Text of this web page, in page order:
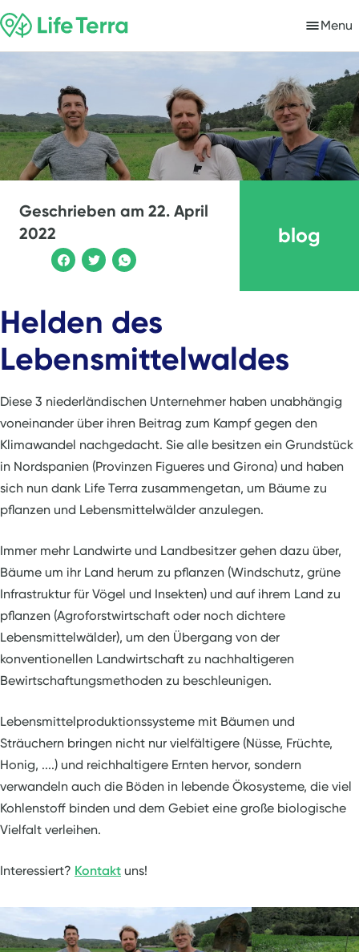
Menu
Geschrieben am 22. April
2022
blog
Helden des
Lebensmittelwaldes
Diese 3 niederländischen Unternehmer haben unabhängig
voneinander über ihren Beitrag zum Kampf gegen den
Klimawandel nachgedacht. Sie alle besitzen ein Grundstück
in Nordspanien (Provinzen Figueres und Girona) und haben
sich nun dank Life Terra zusammengetan, um Bäume zu
pflanzen und Lebensmittelwälder anzulegen.
Immer mehr Landwirte und Landbesitzer gehen dazu über,
Bäume um ihr Land herum zu pflanzen (Windschutz, grüne
Infrastruktur für Vögel und Insekten) und auf ihrem Land zu
pflanzen (Agroforstwirtschaft oder noch dichtere
Lebensmittelwälder), um den Übergang von der
konventionellen Landwirtschaft zu nachhaltigeren
Bewirtschaftungsmethoden zu beschleunigen.
Lebensmittelproduktionssysteme mit Bäumen und
Sträuchern bringen nicht nur vielfältigere (Nüsse, Früchte,
Honig, ....) und reichhaltigere Ernten hervor, sondern
verwandeln auch die Böden in lebende Ökosysteme, die viel
Kohlenstoff binden und dem Gebiet eine große biologische
Vielfalt verleihen.
Interessiert? Kontakt uns!